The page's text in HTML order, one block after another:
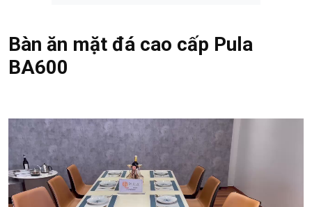
Bàn ăn mặt đá cao cấp Pula
BA600